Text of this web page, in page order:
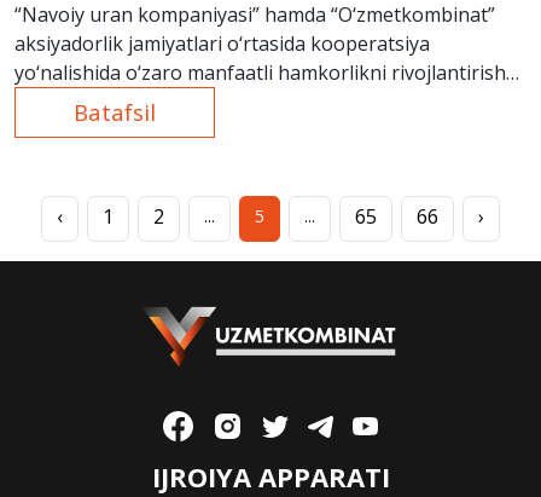
“Navoiy uran kompaniyasi” hamda “O‘zmetkombinat”
aksiyadorlik jamiyatlari o‘rtasida kooperatsiya
yo‘nalishida o‘zaro manfaatli hamkorlikni rivojlantirish
bo‘yicha kelishuvga erishildi.
Batafsil
‹ 1 2 ... 5 ... 65 66 ›
IJROIYA APPARATI